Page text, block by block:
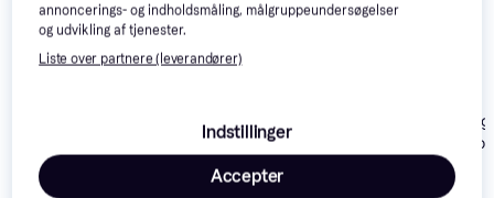
Non-Stop Dogwear
219 kr.
259 kr.
Eller 3 betalinger af 86 kr.
Non-Stop
Protector
Hundesko XS
Black/Orange
annoncerings- og indholdsmåling, målgruppeundersøgelser
og udvikling af tjenester.
Liste over partnere (leverandører)
Indstillinger
Accepter